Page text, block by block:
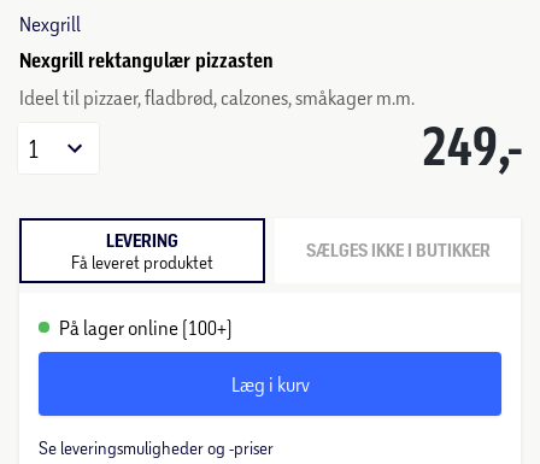
Nexgrill
Nexgrill rektangulær pizzasten
Ideel til pizzaer, fladbrød, calzones, småkager m.m.
249,-
1
LEVERING
Få leveret produktet SÆLGES IKKE I BUTIKKER
På lager online (100+)
Læg i kurv
Se leveringsmuligheder og -priser